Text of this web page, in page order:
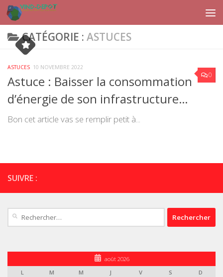
Skip to content
CATÉGORIE : ASTUCES
0
ASTUCES 10 NOVEMBRE 2022
Astuce : Baisser la consommation
d’énergie de son infrastructure…
Bon cet article vas se remplir petit à...
SUIVRE :
Rechercher :
août 2026
L
M M J V S
D